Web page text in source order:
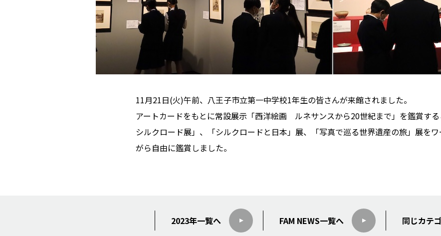
11月21日(火)午前、八王子市立第一中学校1年生の皆さんが来館されました。
アートカードをもとに常設展示「西洋絵画 ルネサンスから20世紀まで」を鑑賞す
シルクロード展」、「シルクロードと日本」展、「写真で巡る世界遺産の旅」展を
がら自由に鑑賞しました。
2023年一覧へ FAM NEWS一覧へ 同じカテ